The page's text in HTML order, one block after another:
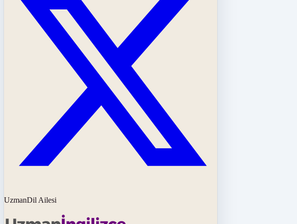
UzmanDil Ailesi